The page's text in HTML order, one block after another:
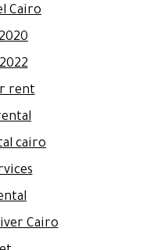
Cairo
rent
cairo
Cairo